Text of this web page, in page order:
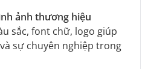
ảnh thương hiệu
sắc, font chữ, logo giúp
sự chuyên nghiệp trong